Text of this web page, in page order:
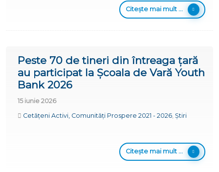
Citește mai mult ...
Peste 70 de tineri din întreaga țară
au participat la Școala de Vară Youth
Bank 2026
15 iunie 2026
Cetățeni Activi, Comunități Prospere 2021 - 2026 Știri
Citește mai mult ...